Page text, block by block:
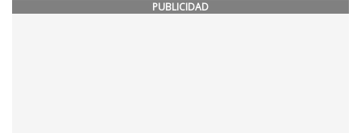
PUBLICIDAD